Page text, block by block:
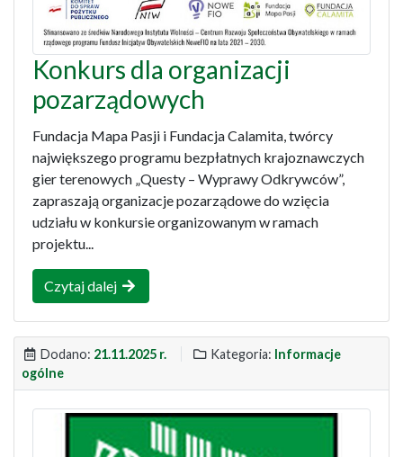
Konkurs dla organizacji
pozarządowych
Fundacja Mapa Pasji i Fundacja Calamita, twórcy
największego programu bezpłatnych krajoznawczych
gier terenowych „Questy – Wyprawy Odkrywców”,
zapraszają organizacje pozarządowe do wzięcia
udziału w konkursie organizowanym w ramach
projektu...
Czytaj dalej
Dodano: 21.11.2025 r. Kategoria: Informacje
ogólne